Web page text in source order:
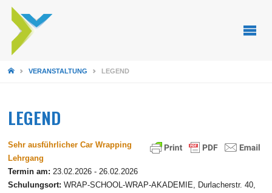
STARTSEITE
VERANSTALTUNG LEGEND
LEGEND
Sehr ausführlicher Car Wrapping
Lehrgang
Termin am: 23.02.2026 - 26.02.2026
Schulungsort: WRAP-SCHOOL-WRAP-AKADEMIE, Durlacherstr. 40,